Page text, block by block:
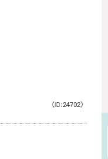
（ID:24702）